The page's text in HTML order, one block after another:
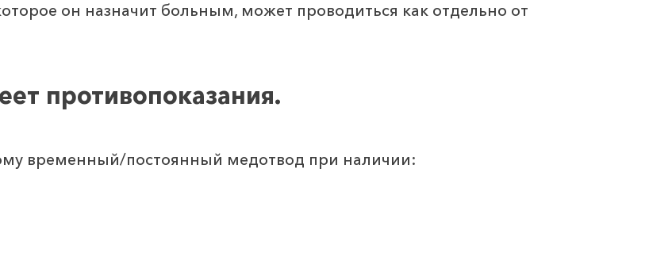
он назначит больным, может проводиться как отдельно от
противопоказания.
временный/постоянный медотвод при наличии: